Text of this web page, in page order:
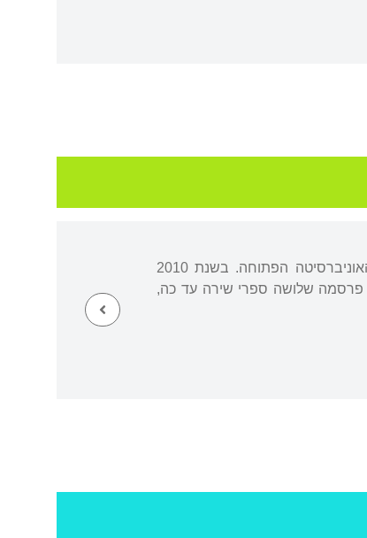
נולדה בירושלים בשכונת גילה, וכיום (2021) גרה בתל אביב. בוגרת תואר ראשון למדעי החברה מהאוניברסיטה הפתוחה. בשנת 2010
פרסמה שלושה ספרי שירה עד כה,